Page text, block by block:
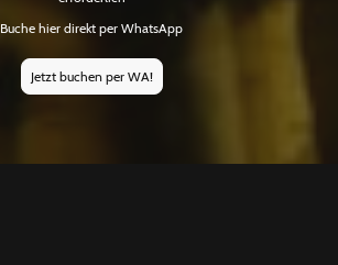
Buche hier direkt per WhatsApp
Jetzt buchen per WA!